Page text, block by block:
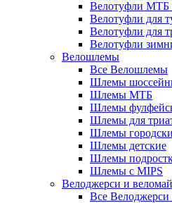
Велотуфли МТБ
Велотуфли для
Велотуфли для
Велотуфли
Велошлемы
Все Велошлемы
Шлемы
Шлемы МТБ
Шлемы
Шлемы для
Шлемы
Шлемы детские
Шлемы
Шлемы с MIPS
Велоджерси и
Все Велоджерси